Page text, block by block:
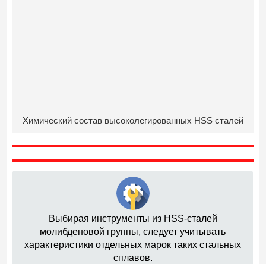
Химический состав высоколегированных HSS сталей
Выбирая инструменты из HSS-сталей
молибденовой группы, следует учитывать
характеристики отдельных марок таких стальных
сплавов.